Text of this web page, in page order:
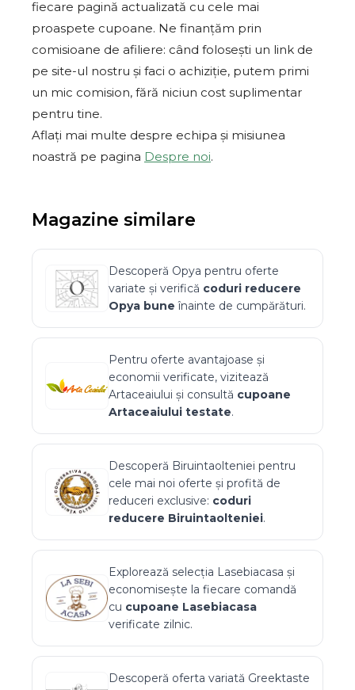
fiecare pagină actualizată cu cele mai
proaspete cupoane. Ne finanțăm prin
comisioane de afiliere: când folosești un link de
pe site-ul nostru și faci o achiziție, putem primi
un mic comision, fără niciun cost suplimentar
pentru tine.
Aflați mai multe despre echipa și misiunea
noastră pe pagina Despre noi.
Magazine similare
Descoperă Opya pentru oferte
variate și verifică coduri reducere
Opya bune înainte de cumpărături.
Pentru oferte avantajoase și
economii verificate, vizitează
Artaceaiului și consultă cupoane
Artaceaiului testate.
Descoperă Biruintaolteniei pentru
cele mai noi oferte și profită de
reduceri exclusive: coduri
reducere Biruintaolteniei.
Explorează selecția Lasebiacasa și
economisește la fiecare comandă
cu cupoane Lasebiacasa
verificate zilnic.
Descoperă oferta variată Greektaste